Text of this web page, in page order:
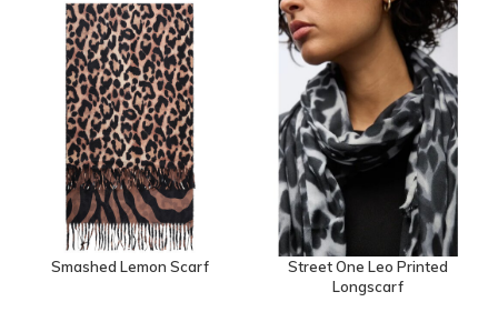
Smashed Lemon Scarf
Street One Leo Printed
Longscarf